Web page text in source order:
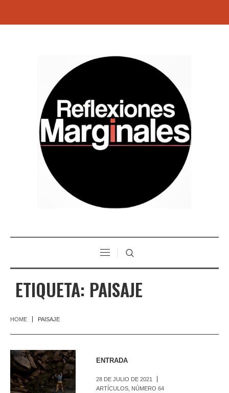
ETIQUETA: PAISAJE
HOME PAISAJE
ENTRADA
28 DE JULIO DE 2021
ARTÍCULOS NÚMERO 64